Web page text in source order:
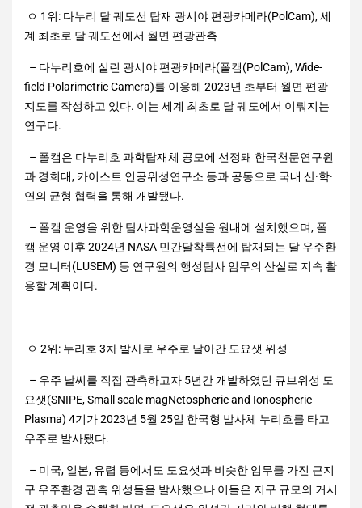
ㅇ 1위: 다누리 달 궤도선 탑재 광시야 편광카메라(PolCam), 세
계 최초로 달 궤도선에서 월면 편광관측
– 다누리호에 실린 광시야 편광카메라(폴캠(PolCam), Wide-
field Polarimetric Camera)를 이용해 2023년 초부터 월면 편광
지도를 작성하고 있다. 이는 세계 최초로 달 궤도에서 이뤄지는
연구다.
– 폴캠은 다누리호 과학탑재체 공모에 선정돼 한국천문연구원
과 경희대, 카이스트 인공위성연구소 등과 공동으로 국내 산·학·
연의 균형 협력을 통해 개발됐다.
– 폴캠 운영을 위한 탐사과학운영실을 원내에 설치했으며, 폴
캠 운영 이후 2024년 NASA 민간달착륙선에 탑재되는 달 우주환
경 모니터(LUSEM) 등 연구원의 행성탐사 임무의 산실로 지속 활
용할 계획이다.
ㅇ 2위: 누리호 3차 발사로 우주로 날아간 도요샛 위성
– 우주 날씨를 직접 관측하고자 5년간 개발하였던 큐브위성 도
요샛(SNIPE, Small scale magNetospheric and Ionospheric
Plasma) 4기가 2023년 5월 25일 한국형 발사체 누리호를 타고
우주로 발사됐다.
– 미국, 일본, 유렵 등에서도 도요샛과 비슷한 임무를 가진 근지
구 우주환경 관측 위성들을 발사했으나 이들은 지구 규모의 거시